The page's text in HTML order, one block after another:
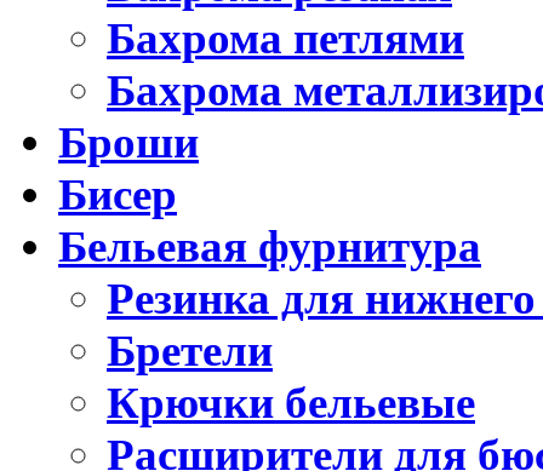
Бахрома петлями
Бахрома
Броши
Бисер
Бельевая фурнитура
Резинка для
Бретели
Крючки бельевые
Расширители для